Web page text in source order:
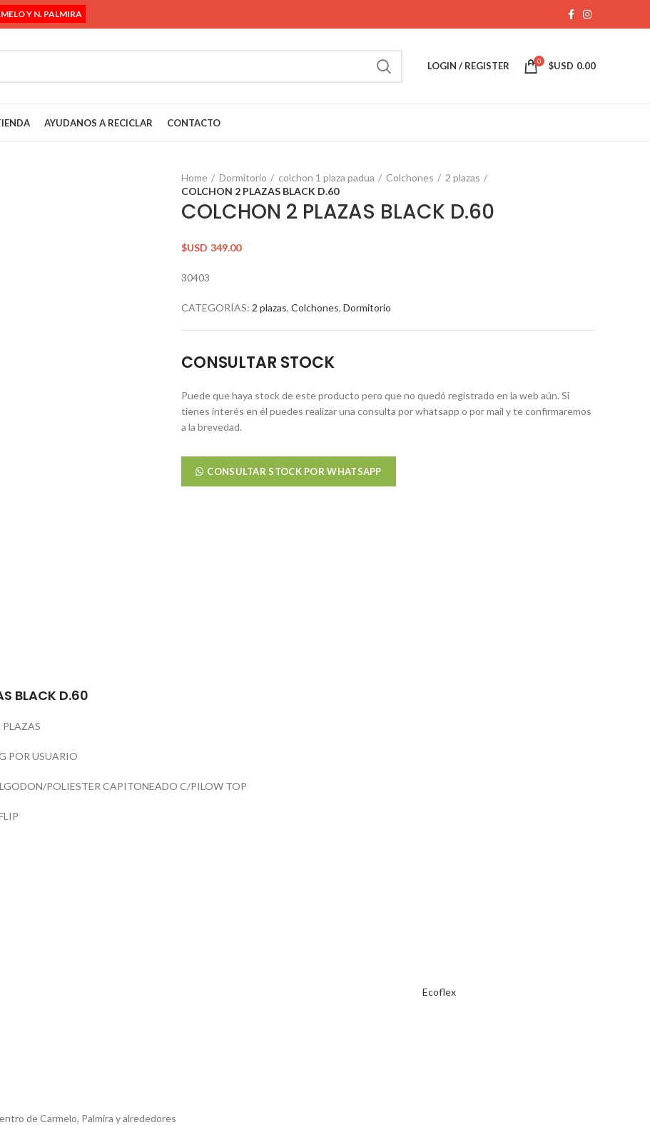
Y N. PALMIRA
LOGIN / REGISTER 0 $USD 0.00
AYUDANOS A RECICLAR CONTACTO
Home Dormitorio colchon 1 plaza padua Colchones
2 plazas
COLCHON 2 PLAZAS BLACK D.60
COLCHON 2 PLAZAS BLACK D.60
$USD 349.00
30403
CATEGORÍAS: 2 plazas, Colchones, Dormitorio
CONSULTAR STOCK
Puede que haya stock de este producto pero que no quedó registrado en la web aún. Si
tienes interés en él puedes realizar una consulta por whatsapp o por mail y te confirmaremos
a la brevedad.
CONSULTAR STOCK POR WHATSAPP
BLACK D.60
PLAZAS
POR USUARIO
POLIESTER CAPITONEADO C/PILOW TOP
Ecoflex
de Carmelo, Palmira y alrededores